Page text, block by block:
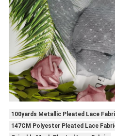
100yards Metallic Pleated Lace
147CM Polyester Pleated Lace